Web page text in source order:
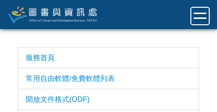
到
主
服務首頁
常用自由軟體/免費軟體列表
開放文件格式(ODF)